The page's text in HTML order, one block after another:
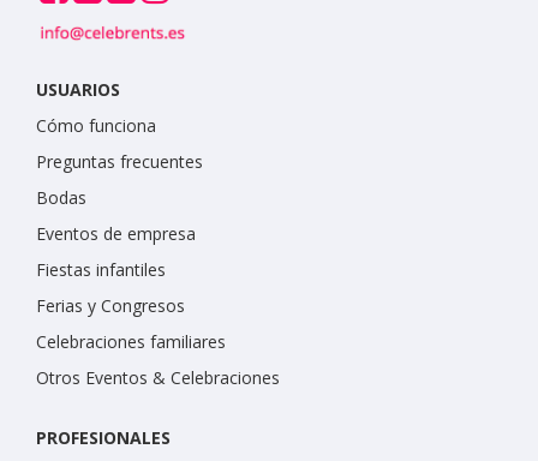
USUARIOS
Cómo funciona
Preguntas frecuentes
Bodas
Eventos de empresa
Fiestas infantiles
Ferias y Congresos
Celebraciones familiares
Otros Eventos & Celebraciones
PROFESIONALES